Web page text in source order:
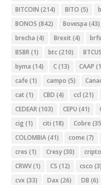
BITCOIN (214) BITO (5)
BONOS (842) Bovespa (43)
brecha (4) Brexit (4) brfs
BSBR(1) btc(210)
byma (14) C(13) CAAP
cafe (1) campo (5)
cat (1) CBD (4) ccl (21)
CEDEAR(103) CEPU (41)
cig (1) citi (18) Cobre
COLOMBIA(41) come (7)
cres (1) Cresy(30)
CRWV(1) CS (12) csco (3)
cvx (33) Dax (26) DB (6)